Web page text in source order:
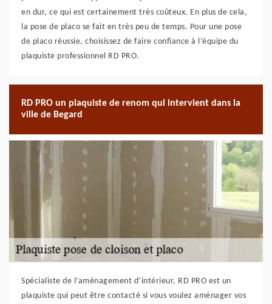
en dur, ce qui est certainement très coûteux. En plus de cela,
la pose de placo se fait en très peu de temps. Pour une pose
de placo réussie, choisissez de faire confiance à l’équipe du
plaquiste professionnel RD PRO.
RD PRO un plaquiste de renom qui intervient dans la
ville de Begard
Spécialiste de l’aménagement d’intérieur, RD PRO est un
plaquiste qui peut être contacté si vous voulez aménager vos